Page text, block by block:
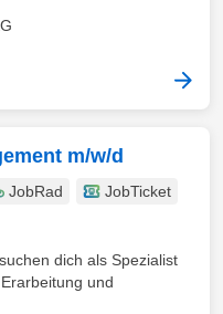
m/w/d
JobRad
JobTicket
dich als Spezialist
und